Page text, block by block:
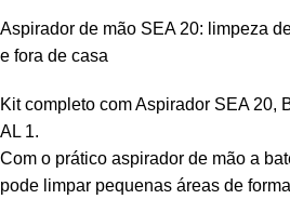
Aspirador de mão SEA 20: limpeza
e fora de casa
Kit completo com Aspirador SEA 20,
AL 1.
Com o prático aspirador de mão a
pode limpar pequenas áreas de